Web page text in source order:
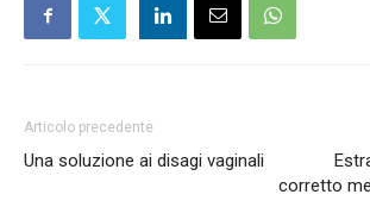
Articolo precedente
Una soluzione ai disagi vaginali
corretto